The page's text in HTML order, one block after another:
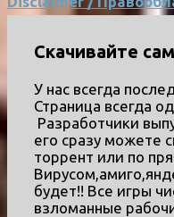
Скачивайте
У нас всегда
Страница всегда
Разработчики
его сразу можете
торрент или по
будет!! Все игры
взломанные